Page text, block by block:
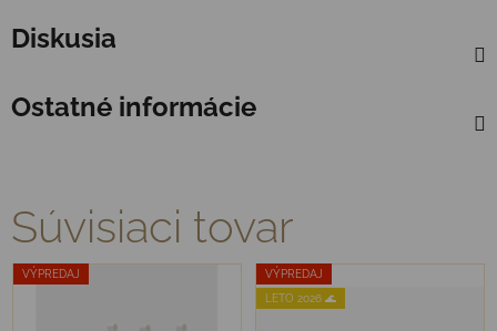
Diskusia
Ostatné informácie
Súvisiaci tovar
VÝPREDAJ
VÝPREDAJ
LETO 2026 🌊